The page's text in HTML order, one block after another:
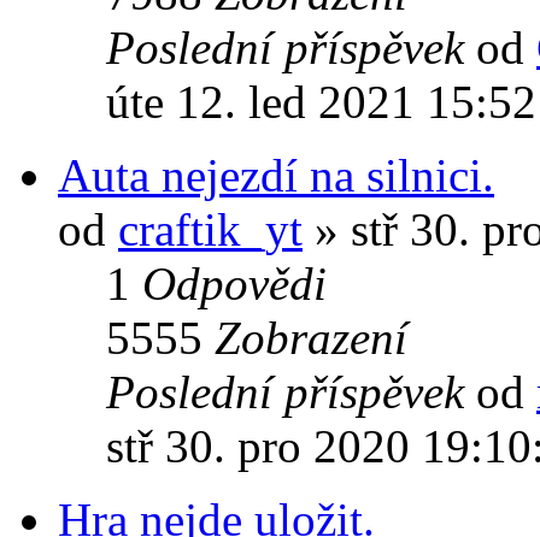
Poslední příspěvek od
úte 12. led 2021
Auta nejezdí na silnici.
od craftik_yt » stř 30.
1 Odpovědi
5555 Zobrazení
Poslední příspěvek od
stř 30. pro 2020
Hra nejde uložit.